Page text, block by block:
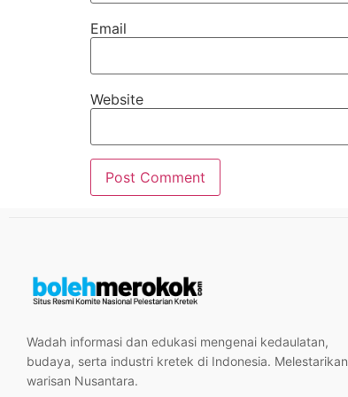
Email
Website
Wadah informasi dan edukasi mengenai kedaulatan,
budaya, serta industri kretek di Indonesia. Melestarikan
warisan Nusantara.